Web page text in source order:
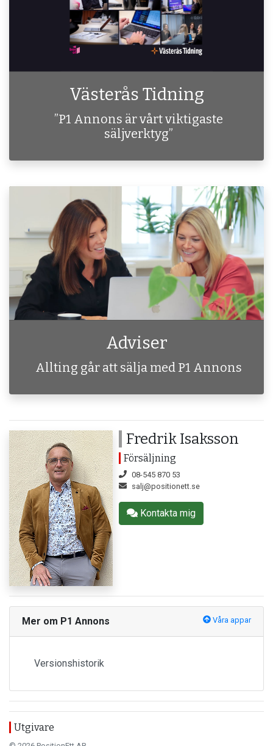
Västerås Tidning
”P1 Annons är vårt viktigaste
säljverktyg”
Adviser
Allting går att sälja med P1 Annons
Fredrik Isaksson
Försäljning
08-545 870 53
salj@positionett.se
Kontakta mig
Mer om P1 Annons Våra appar
Versionshistorik
Utgivare